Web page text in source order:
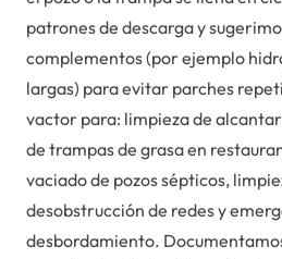
patrones de descarga y
complementos (por ejemplo
largas) para evitar parches
vactor para: limpieza de
de trampas de grasa en
vaciado de pozos sépticos,
desobstrucción de redes y
desbordamiento.